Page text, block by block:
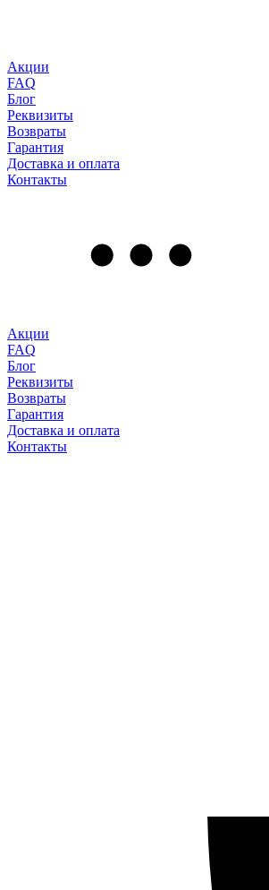
Акции
FAQ
Блог
Реквизиты
Возвраты
Гарантия
Доставка и оплата
Контакты
Акции
FAQ
Блог
Реквизиты
Возвраты
Гарантия
Доставка и оплата
Контакты